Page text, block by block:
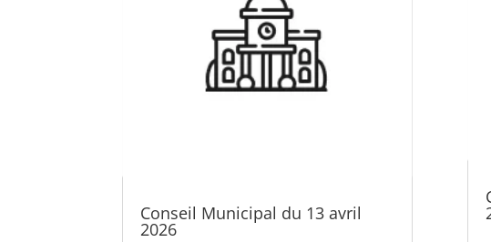
Conseil Municipal du 13 avril
2026